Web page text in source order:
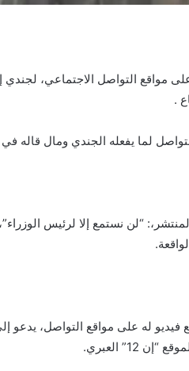
مواقع التواصل الاجتماعي،
.
لما يفعله الجندي ومال قاله
“لن نستمع إلا لرئيس
فيديو له على مواقع التواصل، يدعو
العبري.